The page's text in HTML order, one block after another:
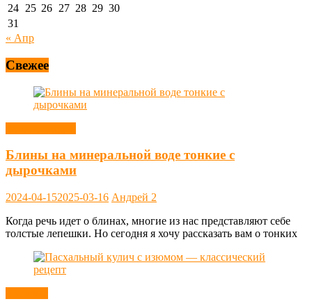
24 25 26 27 28 29 30
31
« Апр
Свежее
Блины на минеральной воде тонкие с
дырочками
2024-04-152025-03-16 Андрей 2
Когда речь идет о блинах, многие из нас представляют себе
толстые лепешки. Но сегодня я хочу рассказать вам о тонких